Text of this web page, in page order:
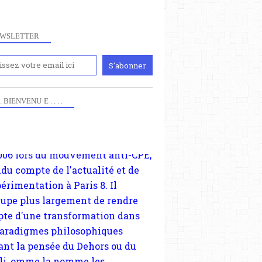
. BIENVENU·E . . . .
ce site, créé
lors du mouvement anti-CPE,
compte de l'actualité et de
d'une transformation dans
philosophiques
la pensée du Dehors ou du
omme la nomme les
classique. Nous
quant à nous déjà basculé
dans la modernité
résolvant la plupart des